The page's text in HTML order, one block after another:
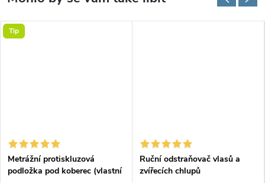
Tip
Metrážní protiskluzová
podložka pod koberec (vlastní
Ruční odstraňovač vlasů a
zvířecích chlupů